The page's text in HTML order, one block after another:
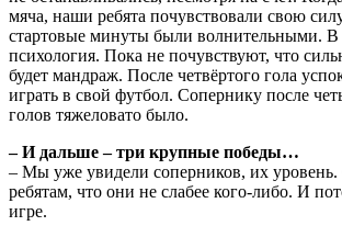
мяча, наши ребята почувствовали свою
стартовые минуты были волнительными. В
психология. Пока не почувствуют, что
будет мандраж. После четвёртого гола
играть в свой футбол. Сопернику после
голов тяжеловато было.
– И дальше – три крупные победы…
– Мы уже увидели соперников, их
ребятам, что они не слабее кого-либо. И
игре.